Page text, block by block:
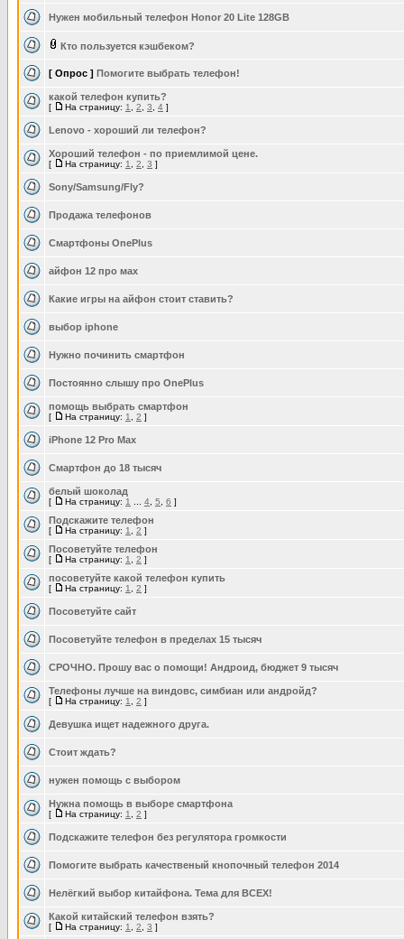
Нужен мобильный телефон Honor 20 Lite 128GB
Кто пользуется кэшбеком?
[ Опрос ] Помогите выбрать телефон!
какой телефон купить?
[ На страницу: 1 2 3 4 ]
Lenovo - хороший ли телефон?
Хороший телефон - по приемлимой цене.
[ На страницу: 1 2 3 ]
Sony/Samsung/Fly?
Продажа телефонов
Смартфоны OnePlus
айфон 12 про мах
Какие игры на айфон стоит ставить?
выбор iphone
Нужно починить смартфон
Постоянно слышу про OnePlus
помощь выбрать смартфон
[ На страницу: 1 2 ]
iPhone 12 Pro Max
Смартфон до 18 тысяч
белый шоколад
[ На страницу: 1 4 5 6 ]
Подскажите телефон
[ На страницу: 1 2 ]
Посоветуйте телефон
[ На страницу: 1 2 ]
посоветуйте какой телефон купить
[ На страницу: 1 2 ]
Посоветуйте сайт
Посоветуйте телефон в пределах 15 тысяч
СРОЧНО. Прошу вас о помощи! Андроид, бюджет 9 тысяч
Телефоны лучше на виндовс, симбиан или андройд?
[ На страницу: 1 2 ]
Девушка ищет надежного друга.
Стоит ждать?
нужен помощь с выбором
Нужна помощь в выборе смартфона
[ На страницу: 1 2 ]
Подскажите телефон без регулятора громкости
Помогите выбрать качественый кнопочный телефон 2014
Нелёгкий выбор китайфона. Тема для ВСЕХ!
Какой китайский телефон взять?
[ На страницу: 1 2 3 ]